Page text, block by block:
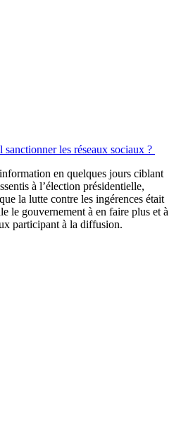
les réseaux sociaux ?
en quelques jours ciblant
à l’élection présidentielle,
la lutte contre les ingérences était
le gouvernement à en faire plus et à
participant à la diffusion.